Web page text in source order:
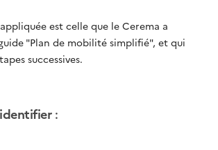
est celle que le Cerema a
"Plan de mobilité simplifié", et qui
successives.
identifier: